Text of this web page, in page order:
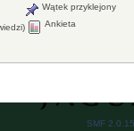
Wątek przyklejony
Ankieta
SMF 2.0.15